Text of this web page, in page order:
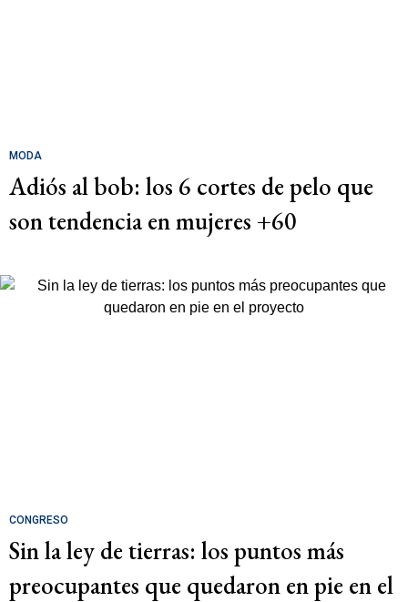
MODA
Adiós al bob: los 6 cortes de pelo que
son tendencia en mujeres +60
CONGRESO
Sin la ley de tierras: los puntos más
preocupantes que quedaron en pie en el